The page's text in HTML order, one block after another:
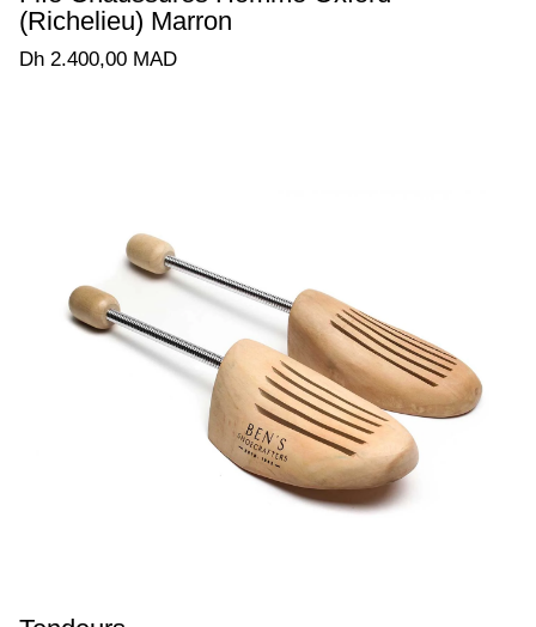
(Richelieu) Marron
Dh 2.400,00 MAD